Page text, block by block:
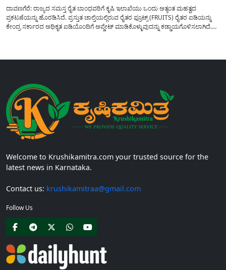
ದಾವಣಗೆರೆ: ರಾಜ್ಯದ ಸಮಸ್ತ ರೈತ ಬಾಂಧವರಿಗೆ ಕೃಷಿ ಇಲಾಖೆಯು ಒಂದು ಅತ್ಯಂತ ಮಹತ್ವದ
ಪ್ರಕಟಣೆಯನ್ನು ಹೊರಡಿಸಿದೆ. ಪ್ರಸ್ತುತ ಚಾಲ್ತಿಯಲ್ಲಿರುವ ರೈತರ ಫ್ರೂಟ್ಸ್ (FRUITS) ರೈತರ ಐಡಿಯನ್ನು
ಕೇಂದ್ರ ಸರ್ಕಾರದ ಅಧಿಕೃತ ಐಡಿಯೊಂದಿಗೆ ಅಪ್ಡೇಟ್ ಮಾಡಿಕೊಳ್ಳುವುದನ್ನು ಕಡ್ಡಾಯಗೊಳಿಸಲಾಗಿದೆ.
Welcome to Krushikamitra.com your trusted source for the
latest news in Karnataka.
Contact us: krushikamitraa@gmail.com
Follow Us